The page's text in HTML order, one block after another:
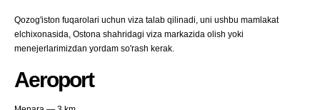
Qozog'iston fuqarolari uchun viza talab qilinadi, uni ushbu mamlakat
elchixonasida, Ostona shahridagi viza markazida olish yoki
menejerlarimizdan yordam so'rash kerak.
Aeroport